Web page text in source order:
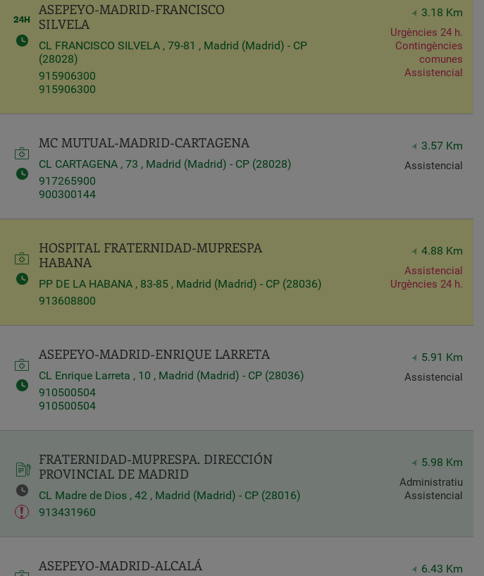
ASEPEYO-MADRID-FRANCISCO
SILVELA
CL FRANCISCO SILVELA , 79-81 , Madrid (Madrid) - CP
(28028)
915906300
915906300
3.18 Km
Urgències 24 h.
Contingències
comunes
Assistencial
MC MUTUAL-MADRID-CARTAGENA
CL CARTAGENA , 73 , Madrid (Madrid) - CP (28028)
917265900
900300144
3.57 Km
Assistencial
HOSPITAL FRATERNIDAD-MUPRESPA
HABANA
PP DE LA HABANA , 83-85 , Madrid (Madrid) - CP (28036)
913608800
4.88 Km
Assistencial
Urgències 24 h.
ASEPEYO-MADRID-ENRIQUE LARRETA
CL Enrique Larreta , 10 , Madrid (Madrid) - CP (28036)
910500504
910500504
5.91 Km
Assistencial
FRATERNIDAD-MUPRESPA. DIRECCIÓN
PROVINCIAL DE MADRID
CL Madre de Dios , 42 , Madrid (Madrid) - CP (28016)
913431960
5.98 Km
Administratiu
Assistencial
ASEPEYO-MADRID-ALCALÁ 6.43 Km